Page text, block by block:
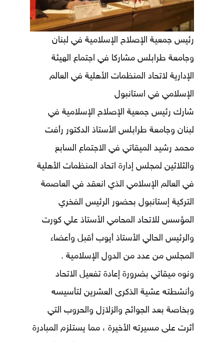
رئيس جمعية الإصلاح الإسلامية في لبنان
وجامعة طرابلس مشاركا في اجتماع الهيئة
الإدارية لاتحاد المنظمات الأهلية في العالم
الإسلامي في استانبول
شارك رئيس جمعية الإصلاح الإسلامية في
لبنان وجامعة طرابلس الأستاذ الدكتور رأفت
محمد رشيد الميقاتي في الاجتماع السابع
والثلاثين لمجلس إدارة اتحاد المنظمات الأهلية
في العالم الإسلامي الذي انعقد في العاصمة
التركية إستانبول بحضور الرئيس الفخري
المؤسس للاتحاد المحامي الأستاذ علي كورت
والرئيس الحالي الأستاذ أيوب أقبل وأعضاء
المجلس من عدد من الدول الإسلامية .
ونوه ميقاتي بضرورة إعادة تفعيل الاتحاد
وأنشطته عشية الذكرى العشرين لتأسيسه
وبخاصة بعد الجوائح والزلازل والحروب التي
أثرت على مسيرته الأخيرة ، مما يستلزم المبادرة